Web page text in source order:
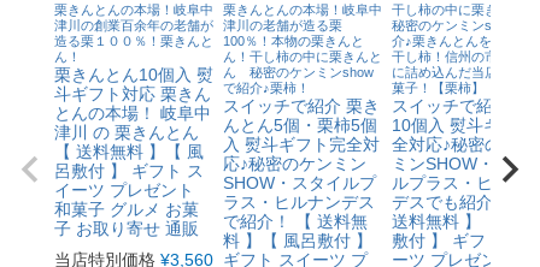
栗きんとんの本場！岐阜中
津川の創業百余年の老舗が
造る栗１００％！栗きんと
ん！
栗きんとん10個入 熨
斗ギフト対応 栗きん
とんの本場！ 岐阜中
津川 の 栗きんとん
【 送料無料 】【 風
呂敷付 】 ギフト ス
イーツ プレゼント
和菓子 グルメ お菓
子 お取り寄せ 通販
当店特別価格 ¥3,560
栗きんとんの本場！岐阜中
津川の老舗が造る栗
100％！本物の栗きんと
ん！干し柿の中に栗きんと
ん 秘密のケンミンshow
で紹介♪栗柿！
スイッチで紹介 栗き
んとん5個・栗柿5個
入 熨斗ギフト完全対
応♪秘密のケンミン
SHOW・スタイルプ
ラス・ヒルナンデス
で紹介！ 【 送料無
料 】【 風呂敷付 】
ギフト スイーツ プ
干し柿の中に栗きんと
秘密のケンミンshowで
介♪栗きんとんを最高級
干し柿！信州の市田柿の
に詰め込んだ当店最高級
菓子！【栗柿】
スイッチで紹介 栗
10個入 熨斗ギフト
全対応♪秘密のケン
ミンSHOW・スタ
ルプラス・ヒルナ
デスでも紹介！ 【
送料無料 】【 風呂
敷付 】 ギフト スイ
ーツ プレゼント 和